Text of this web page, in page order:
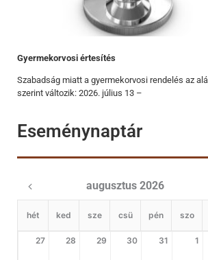
Gyermekorvosi értesítés
Szabadság miatt a gyermekorvosi rendelés az
szerint változik: 2026. július 13 –
Eseménynaptár
augusztus 2026
hét ked sze csü pén szo
27 28 29 30 31 1